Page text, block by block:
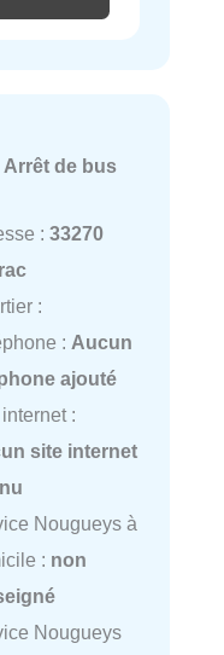
Arrêt de bus
: 33270
:
: Aucun
ajouté
:
site internet
Nougueys à
: non
Nougueys